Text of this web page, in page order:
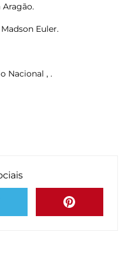
Aragão.
Euler.
Nacional , .